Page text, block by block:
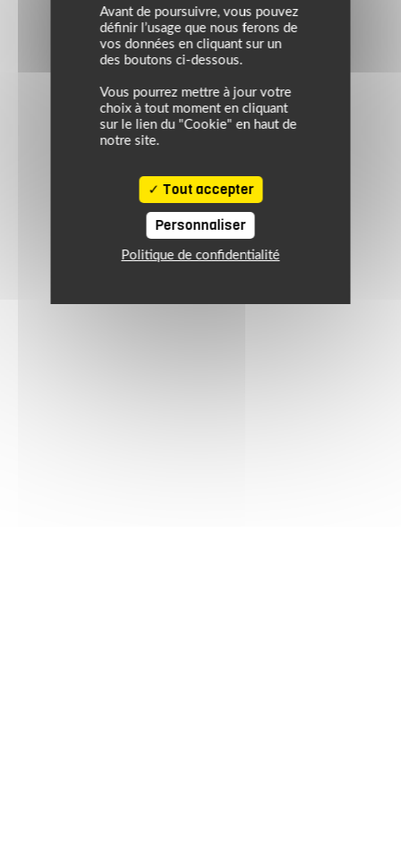
Avant de poursuivre, vous pouvez
définir l’usage que nous ferons de
vos données en cliquant sur un
des boutons ci-dessous.
Vous pourrez mettre à jour votre
choix à tout moment en cliquant
sur le lien du "Cookie" en haut de
notre site.
Tout accepter
Personnaliser
Politique de confidentialité